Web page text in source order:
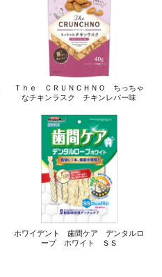
Ｔｈｅ ＣＲＵＮＣＨＮＯ ちっちゃ
なチキンラスク チキンレバー味
ホワイデント 歯間ケア デンタルロ
ープ ホワイト ＳＳ